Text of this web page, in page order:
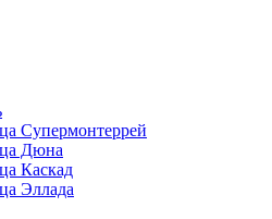
Супермонтеррей
Дюна
Каскад
Эллада